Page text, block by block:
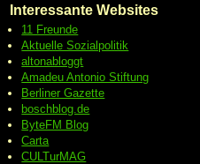
Interessante Websites
11 Freunde
Aktuelle Sozialpolitik
altonabloggt
Amadeu Antonio Stiftung
Berliner Gazette
boschblog.de
ByteFM Blog
Carta
CULTurMAG